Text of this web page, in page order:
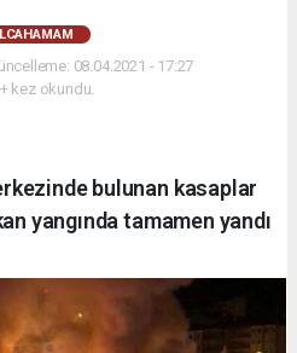
08.04.2021 - 17:27
kez okundu.
bulunan kasaplar
yangında tamamen yandı